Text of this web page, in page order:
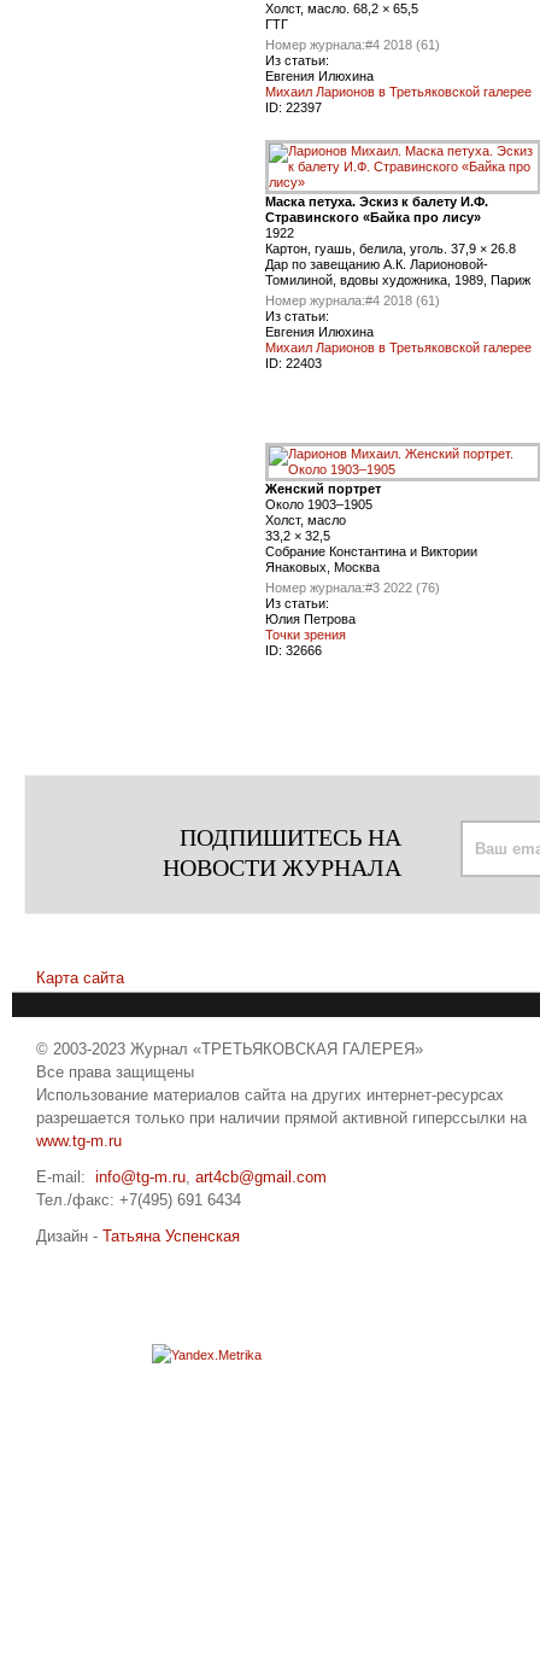
Холст, масло. 68,2 × 65,5
ГТГ
Номер журнала:#4 2018 (61)
Из статьи:
Евгения Илюхина
Михаил Ларионов в Третьяковской галерее
ID: 22397
Маска петуха. Эскиз к балету И.Ф.
Стравинского «Байка про лису»
1922
Картон, гуашь, белила, уголь. 37,9 × 26.8
Дар по завещанию А.К. Ларионовой-
Томилиной, вдовы художника, 1989, Париж
Номер журнала:#4 2018 (61)
Из статьи:
Евгения Илюхина
Михаил Ларионов в Третьяковской галерее
ID: 22403
Женский портрет
Около 1903–1905
Холст, масло
33,2 × 32,5
Собрание Константина и Виктории
Янаковых, Москва
Номер журнала:#3 2022 (76)
Из статьи:
Юлия Петрова
Точки зрения
ID: 32666
ПОДПИШИТЕСЬ НА
НОВОСТИ ЖУРНАЛА
Карта сайта
© 2003-2023 Журнал «ТРЕТЬЯКОВСКАЯ ГАЛЕРЕЯ»
Все права защищены
Использование материалов сайта на других интернет-ресурсах
разрешается только при наличии прямой активной гиперссылки на
www.tg-m.ru
E-mail: info@tg-m.ru, art4cb@gmail.com
Тел./факс: +7(495) 691 6434
Дизайн - Татьяна Успенская